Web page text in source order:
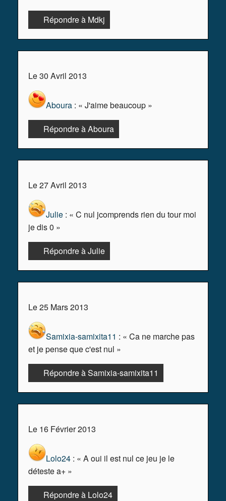
Répondre à Mdkj
Le 30 Avril 2013
Aboura : « J'aime beaucoup »
Répondre à Aboura
Le 27 Avril 2013
Julie : « C nul jcomprends rien du tour moi
je dis 0 »
Répondre à Julie
Le 25 Mars 2013
Samixia-samixita11 : « Ca ne marche pas
et je pense que c'est nul »
Répondre à Samixia-samixita11
Le 16 Février 2013
Lolo24 : « A oui il est nul ce jeu je le
déteste a+ »
Répondre à Lolo24